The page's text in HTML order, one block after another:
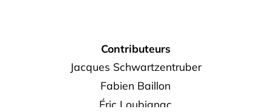
Contributeurs
Jacques Schwartzentruber
Fabien Baillon
Éric Loubignac